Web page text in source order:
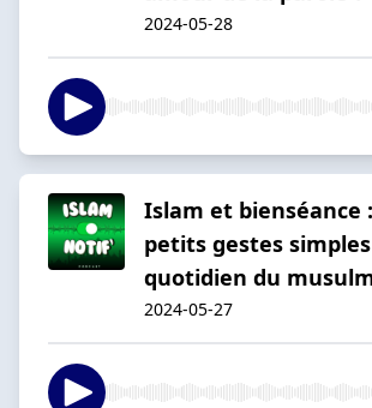
2024-05-28
Islam et bienséance
petits gestes
quotidien du
2024-05-27